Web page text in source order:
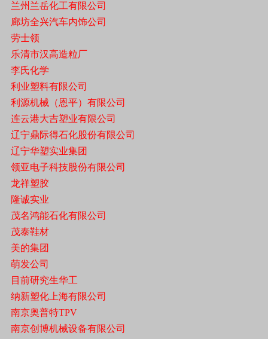
兰州兰岳化工有限公司
廊坊全兴汽车内饰公司
劳士领
乐清市汉高造粒厂
李氏化学
利业塑料有限公司
利源机械（恩平）有限公司
连云港大吉塑业有限公司
辽宁鼎际得石化股份有限公司
辽宁华塑实业集团
领亚电子科技股份有限公司
龙祥塑胶
隆诚实业
茂名鸿能石化有限公司
茂泰鞋材
美的集团
萌发公司
目前研究生华工
纳新塑化上海有限公司
南京奥普特TPV
南京创博机械设备有限公司